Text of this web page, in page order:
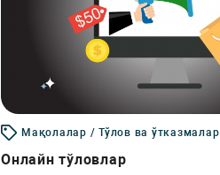
Мақолалар / Тўлов ва ўтказмалар
Онлайн тўловлар